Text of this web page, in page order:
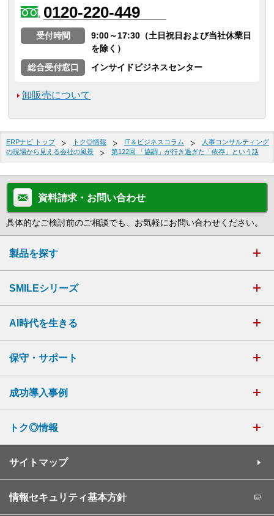
0120-220-449
受付時間
9:00～17:30（土日祝日および当社休業日
を除く）
総合受付窓口
インサイドビジネスセンター
卸販売について
ERPナビ トップ トク◎情報 IT＆ビジネスコラム
人事コンサルティング
の現場から見える会社の風景
第122回 「協調」が行き過ぎた「依存」という話
資料請求・お問い合わせ
具体的なご検討前のご相談でも、お気軽にお問い合わせください。
製品を探す
SMILEシリーズ
AI時代を生きる
保守・サポート
成功導入事例
トク◎情報
サイトマップ
情報セキュリティ基本方針